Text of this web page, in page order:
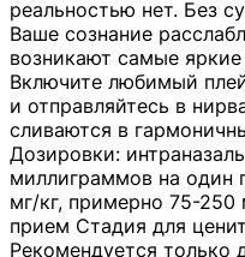
реальностью нет. Без
Ваше сознание
возникают самые
Включите любимый
и отправляйтесь в
сливаются в
Дозировки:
миллиграммов на один
мг/кг, примерно 75-
прием Стадия для
Рекомендуется только